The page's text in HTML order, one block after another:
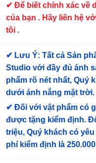
✔ Để biết chính xác về
của bạn . Hãy liên hệ
tôi .
✔ Lưu Ý: Tất cả Sản
Studio với đầy đủ ánh
phẩm rõ nét nhất, Quý
dưới ánh nắng mặt trời.
✔ Đối với vật phẩm có
được tặng kiểm định.
triệu, Quý khách có
phí kiểm định là